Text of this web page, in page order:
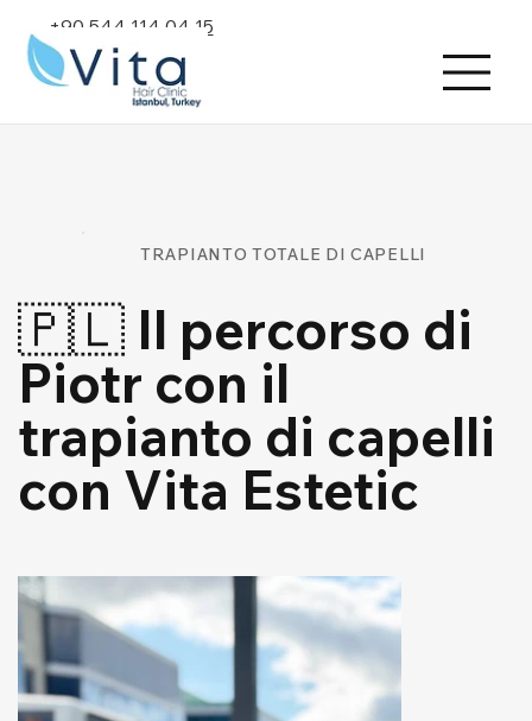
+90 544 114 04 15
TRAPIANTO TOTALE DI CAPELLI
🇵🇱 Il percorso di
Piotr con il
trapianto di capelli
con Vita Estetic